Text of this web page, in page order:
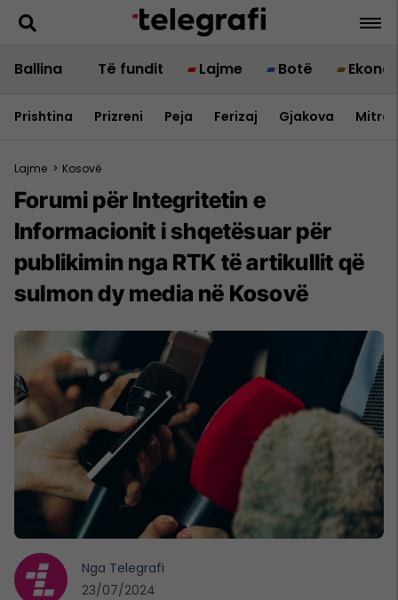
Ballina Të fundit Lajme Botë
Prishtina Prizreni Peja Ferizaj Gjakova
Lajme > Kosovë
Forumi për Integritetin e
Informacionit i shqetësuar për
publikimin nga RTK të artikullit që
sulmon dy media në Kosovë
Nga Telegrafi
23/07/2024